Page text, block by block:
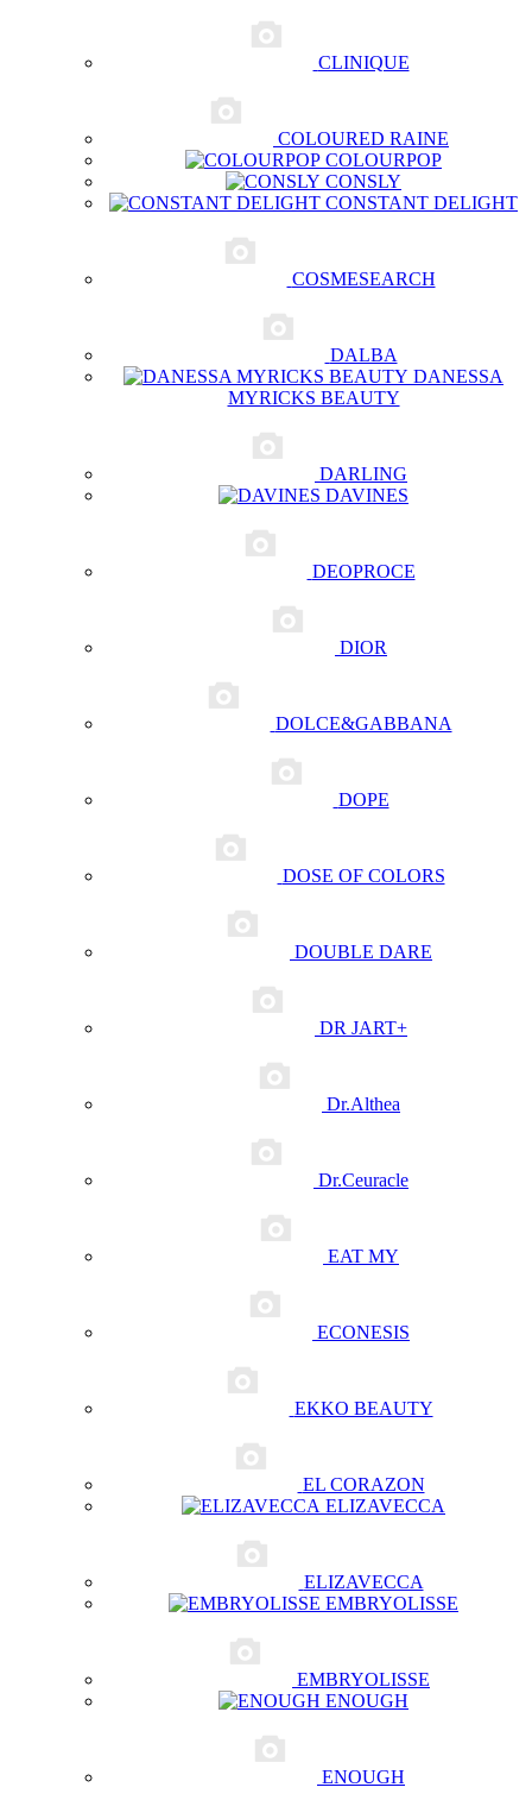
CLINIQUE
COLOURED RAINE
COLOURPOP
CONSLY
CONSTANT DELIGHT
COSMESEARCH
DALBA
DANESSA
MYRICKS BEAUTY
DARLING
DAVINES
DEOPROCE
DIOR
DOLCE&GABBANA
DOPE
DOSE OF COLORS
DOUBLE DARE
DR JART+
Dr.Althea
Dr.Ceuracle
EAT MY
ECONESIS
EKKO BEAUTY
EL CORAZON
ELIZAVECCA
ELIZAVECCA
EMBRYOLISSE
EMBRYOLISSE
ENOUGH
ENOUGH